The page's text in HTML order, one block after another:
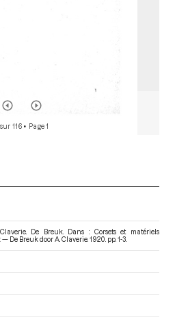
116 • Page 1
De Breuk. Dans : Corsets et matériels
De Breuk door A. Claverie . 1920. pp. 1-3.